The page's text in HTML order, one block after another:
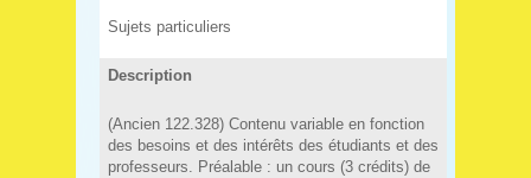
Sujets particuliers
Description
(Ancien 122.328) Contenu variable en fonction
des besoins et des intérêts des étudiants et des
professeurs. Préalable : un cours (3 crédits) de